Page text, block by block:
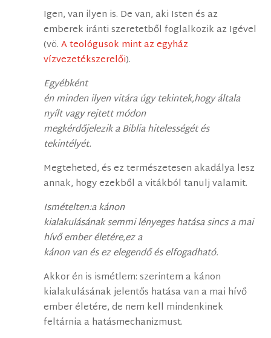
Igen, van ilyen is. De van, aki Isten és az
emberek iránti szeretetből foglalkozik az Igével
(vö.A teológusok mint az egyház
vízvezetékszerelői).
Egyébként
én minden ilyen vitára úgy tekintek,hogy általa
nyílt vagy rejtett módon
megkérdőjelezik a Biblia hitelességét és
tekintélyét.
Megteheted, és ez természetesen akadálya lesz
annak, hogy ezekből a vitákból tanulj valamit.
Ismételten:a kánon
kialakulásának semmi lényeges hatása sincs a mai
hívő ember életére,ez a
kánon van és ez elegendő és elfogadható.
Akkor én is ismétlem: szerintem a kánon
kialakulásának jelentős hatása van a mai hívő
ember életére, de nem kell mindenkinek
feltárnia a hatásmechanizmust.